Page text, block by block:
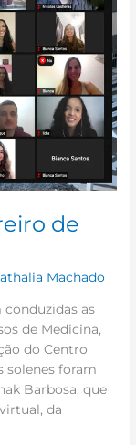
de
Machado
conduzidas as
de Medicina,
do Centro
solenes foram
Barbosa, que
da